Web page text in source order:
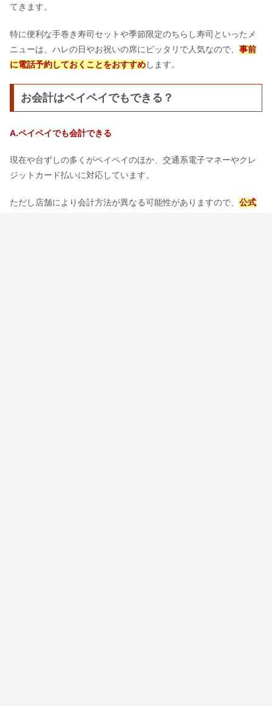
てきます。
特に便利な手巻き寿司セットや季節限定のちらし寿司といったメ
ニューは、ハレの日やお祝いの席にピッタリで人気なので、 事前
に電話予約しておくことをおすすめします。
お会計はペイペイでもできる？
A.ペイペイでも会計できる
現在や台ずしの多くがペイペイのほか、交通系電子マネーやクレ
ジットカード払いに対応しています。
ただし店舗により会計方法が異なる可能性がありますので、 公式